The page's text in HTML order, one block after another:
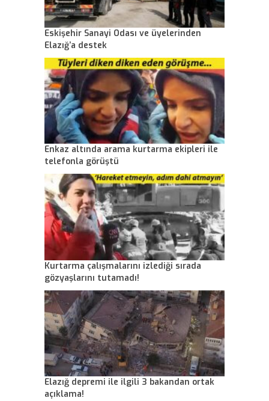
Eskişehir Sanayi Odası ve üyelerinden
Elazığ’a destek
Enkaz altında arama kurtarma ekipleri ile
telefonla görüştü
Kurtarma çalışmalarını izlediği sırada
gözyaşlarını tutamadı!
Elazığ depremi ile ilgili 3 bakandan ortak
açıklama!